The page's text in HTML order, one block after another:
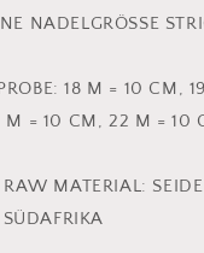
NADELGRÖSSE
18 M = 10 CM,
M = 10 CM, 22 M = 10
MATERIAL: